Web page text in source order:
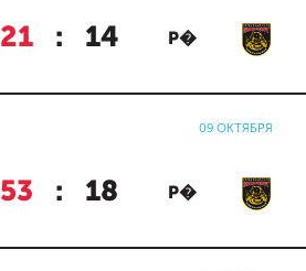
21 : 14 Р�
09 ОКТЯБРЯ
53 : 18 Р�